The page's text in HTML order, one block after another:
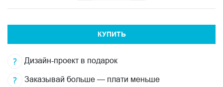
КУПИТЬ
Дизайн-проект в подарок
Заказывай больше — плати меньше